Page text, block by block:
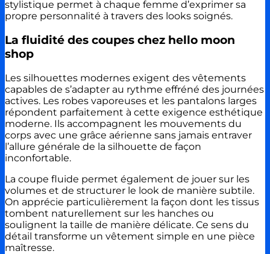
stylistique permet à chaque femme d’exprimer sa
propre personnalité à travers des looks soignés.
La fluidité des coupes chez hello moon
shop
Les silhouettes modernes exigent des vêtements
capables de s’adapter au rythme effréné des journées
actives. Les robes vaporeuses et les pantalons larges
répondent parfaitement à cette exigence esthétique
moderne. Ils accompagnent les mouvements du
corps avec une grâce aérienne sans jamais entraver
l’allure générale de la silhouette de façon
inconfortable.
La coupe fluide permet également de jouer sur les
volumes et de structurer le look de manière subtile.
On apprécie particulièrement la façon dont les tissus
tombent naturellement sur les hanches ou
soulignent la taille de manière délicate. Ce sens du
détail transforme un vêtement simple en une pièce
maîtresse.